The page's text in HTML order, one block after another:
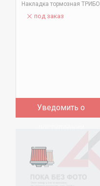
Накладка тормозная ТРИБО
под заказ
Уведомить о